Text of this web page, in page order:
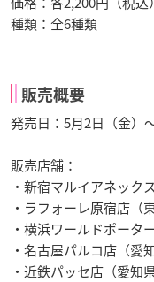
種類：全6種類
販売概要
発売日：5月2日（金）
販売店舗：
・新宿マルイアネック
・ラフォーレ原宿店（
・横浜ワールドポータ
・名古屋パルコ店（愛知
・近鉄パッセ店（愛知県